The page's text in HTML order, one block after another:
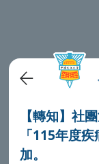
【轉知】社
「115年度
加。